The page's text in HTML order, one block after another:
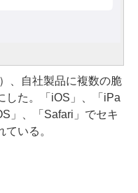
、自社製品に複数の脆
した。「iOS」、「iPa
」、「Safari」でセキ
いる。